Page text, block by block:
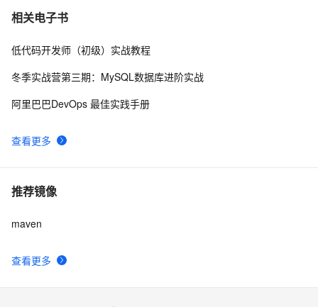
10
相关电子书
查看更多
低代码开发师（初级）实战教程
冬季实战营第三期：MySQL数据库进阶实战
阿里巴巴DevOps 最佳实践手册
推荐镜像
查看更多
maven